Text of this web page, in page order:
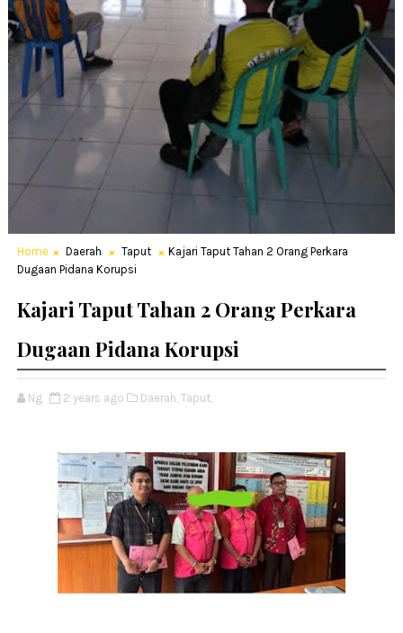
Home Daerah Taput
Kajari Taput Tahan 2 Orang Perkara
Dugaan Pidana Korupsi
Kajari Taput Tahan 2 Orang Perkara
Dugaan Pidana Korupsi
Ng 2 years ago Daerah, Taput,